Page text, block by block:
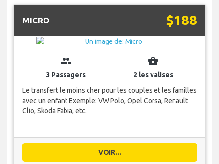
MICRO $188
group
3 Passagers
business_center
2 les valises
Le transfert le moins cher pour les couples et les familles
avec un enfant Exemple: VW Polo, Opel Corsa, Renault
Clio, Skoda Fabia, etc.
VOIR...